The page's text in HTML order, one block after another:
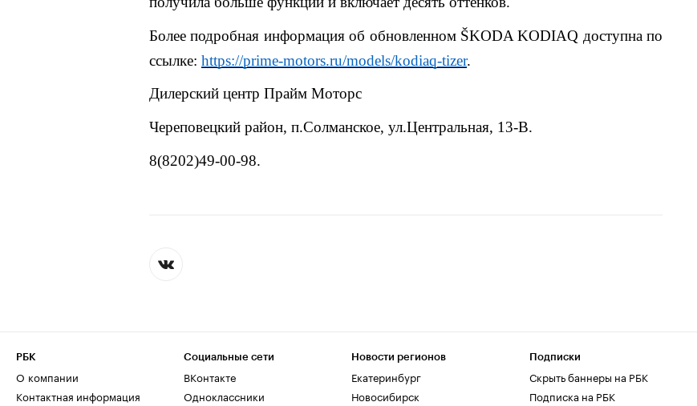
Более подробная информация об обновленном ŠKODA KODIAQ доступна по
ссылке: https://prime-motors.ru/models/kodiaq-tizer.
Дилерский центр Прайм Моторс
Череповецкий район, п.Солманское, ул.Центральная, 13-В.
8(8202)49-00-98.
РБК
О компании
Контактная информация
Социальные сети
ВКонтакте
Одноклассники
Новости регионов
Екатеринбург
Новосибирск
Подписки
Скрыть баннеры на РБК
Подписка на РБК